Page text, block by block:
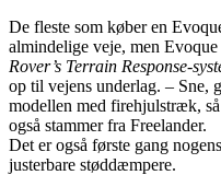
De fleste som køber en
almindelige veje, men
Rover’s Terrain Response-
op til vejens underlag. – Sne,
modellen med firehjulstræk,
også stammer fra Freelander.
Det er også første gang
justerbare støddæmpere.